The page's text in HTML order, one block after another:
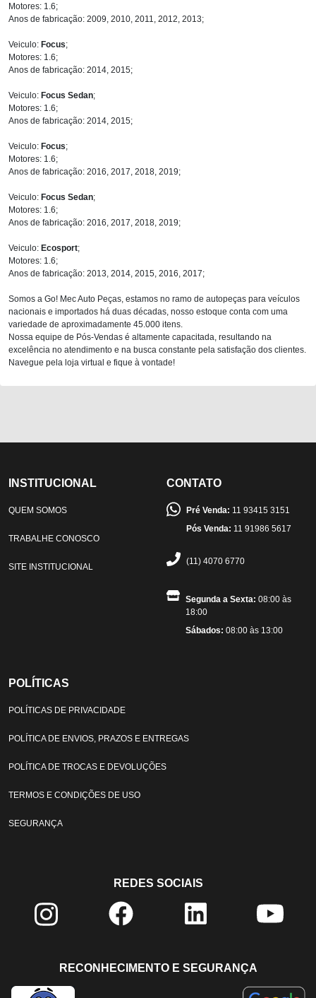
Motores: 1.6;
Anos de fabricação: 2009, 2010, 2011, 2012, 2013;
Veiculo: Focus;
Motores: 1.6;
Anos de fabricação: 2014, 2015;
Veiculo: Focus Sedan;
Motores: 1.6;
Anos de fabricação: 2014, 2015;
Veiculo: Focus;
Motores: 1.6;
Anos de fabricação: 2016, 2017, 2018, 2019;
Veiculo: Focus Sedan;
Motores: 1.6;
Anos de fabricação: 2016, 2017, 2018, 2019;
Veiculo: Ecosport;
Motores: 1.6;
Anos de fabricação: 2013, 2014, 2015, 2016, 2017;
Somos a Go! Mec Auto Peças, estamos no ramo de autopeças para veículos
nacionais e importados há duas décadas, nosso estoque conta com uma
variedade de aproximadamente 45.000 itens.
Nossa equipe de Pós-Vendas é altamente capacitada, resultando na
excelência no atendimento e na busca constante pela satisfação dos clientes.
Navegue pela loja virtual e fique à vontade!
INSTITUCIONAL
QUEM SOMOS
TRABALHE CONOSCO
SITE INSTITUCIONAL
CONTATO
Pré Venda: 11 93415 3151
Pós Venda: 11 91986 5617
(11) 4070 6770
Segunda a Sexta: 08:00 às
18:00
Sábados: 08:00 às 13:00
POLÍTICAS
POLÍTICAS DE PRIVACIDADE
POLÍTICA DE ENVIOS, PRAZOS E ENTREGAS
POLÍTICA DE TROCAS E DEVOLUÇÕES
TERMOS E CONDIÇÕES DE USO
SEGURANÇA
REDES SOCIAIS
RECONHECIMENTO E SEGURANÇA